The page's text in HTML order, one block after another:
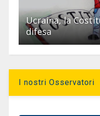
Ucraina, la
difesa
I nostri Osservatori